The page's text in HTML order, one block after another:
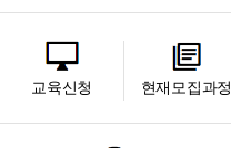
교육신청 현재모집과정